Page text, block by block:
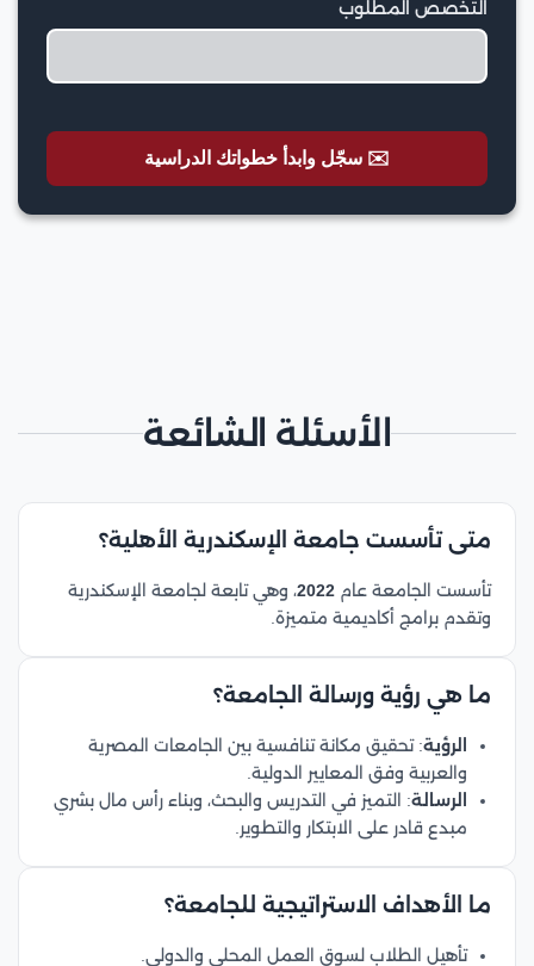
التخصص المطلوب
✉️ سجّل وابدأ خطواتك الدراسية
الأسئلة الشائعة
متى تأسست جامعة الإسكندرية الأهلية؟
تأسست الجامعة عام 2022، وهي تابعة لجامعة الإسكندرية
وتقدم برامج أكاديمية متميزة.
ما هي رؤية ورسالة الجامعة؟
الرؤية: تحقيق مكانة تنافسية بين الجامعات المصرية
والعربية وفق المعايير الدولية.
الرسالة: التميز في التدريس والبحث، وبناء رأس مال بشري
مبدع قادر على الابتكار والتطوير.
ما الأهداف الاستراتيجية للجامعة؟
تأهيل الطلاب لسوق العمل المحلي والدولي.